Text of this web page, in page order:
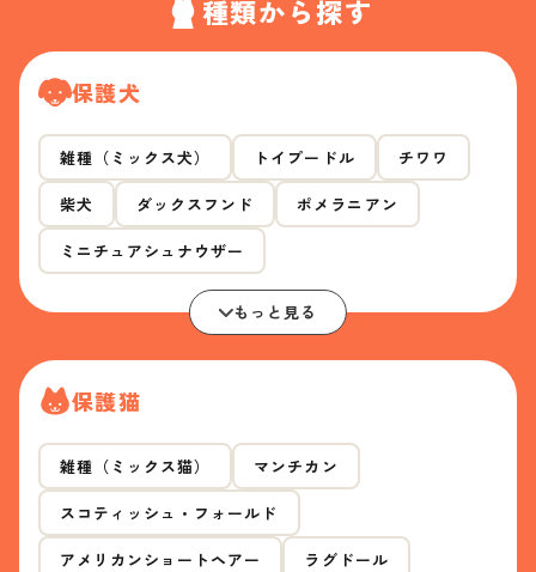
種類から探す
保護犬
雑種（ミックス犬） トイプードル チワワ
柴犬 ダックスフンド ポメラニアン
ミニチュアシュナウザー
もっと見る
保護猫
雑種（ミックス猫） マンチカン
スコティッシュ・フォールド
アメリカンショートヘアー ラグドール